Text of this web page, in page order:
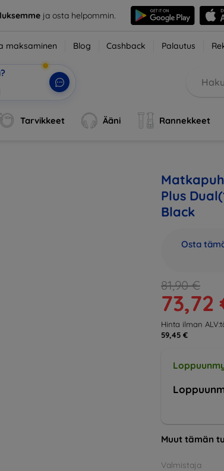
ja osta helpommin.
maksaminen Blog Cashback Palautus
Tarvikkeet Ääni Rannekkeet
Plus
Black
Osta
81,90 €
73,72
Hinta ilman
59,45 €
Muut tämän
Valmistaja